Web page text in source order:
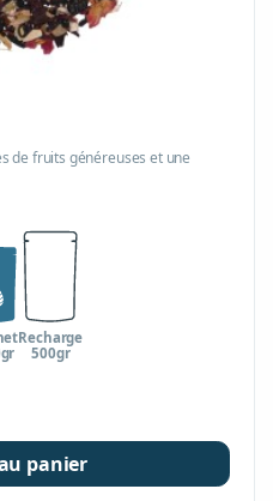
de fruits généreuses et une
Recharge
500gr
panier